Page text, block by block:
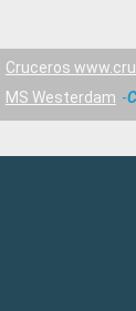
Cruceros
MS Westerdam